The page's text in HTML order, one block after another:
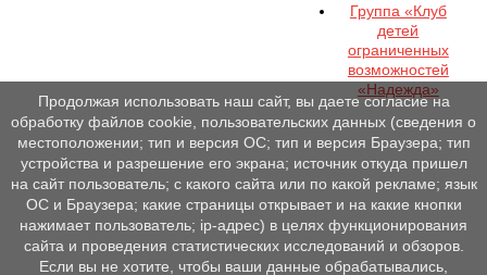
Группа «Клуб
детей
ограниченных
возможностей
«Надежда»
Продолжая использовать наш сайт, вы даете согласие на
обработку файлов cookie, пользовательских данных (сведения о
местоположении; тип и версия ОС; тип и версия Браузера; тип
устройства и разрешение его экрана; источник откуда пришел
на сайт пользователь; с какого сайта или по какой рекламе; язык
ОС и Браузера; какие страницы открывает и на какие кнопки
нажимает пользователь; ip-адрес) в целях функционирования
сайта и проведения статистических исследований и обзоров.
Если вы не хотите, чтобы ваши данные обрабатывались,